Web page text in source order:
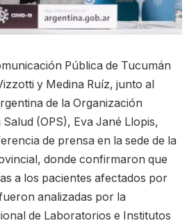
Pública de Tucumán
y Medina Ruíz, junto al
de la Organización
(OPS), Eva Jané Llopis,
de prensa en la sede de la
donde confirmaron que
a los pacientes afectados por
analizadas por la
de Laboratorios e Institutos